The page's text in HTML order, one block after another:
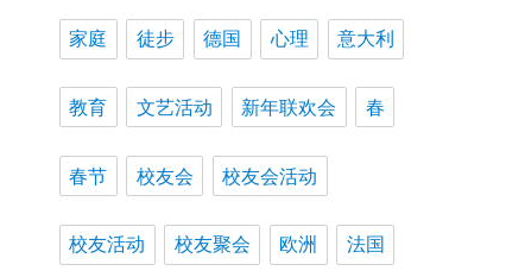
家庭 徒步 德国 心理 意大利
教育 文艺活动 新年联欢会 春
春节 校友会 校友会活动
校友活动 校友聚会 欧洲 法国